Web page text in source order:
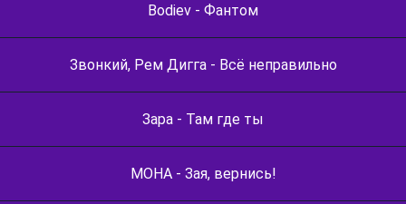
Bodiev - Фантом
Звонкий, Рем Дигга - Всё неправильно
Зара - Там где ты
МОНА - Зая, вернись!